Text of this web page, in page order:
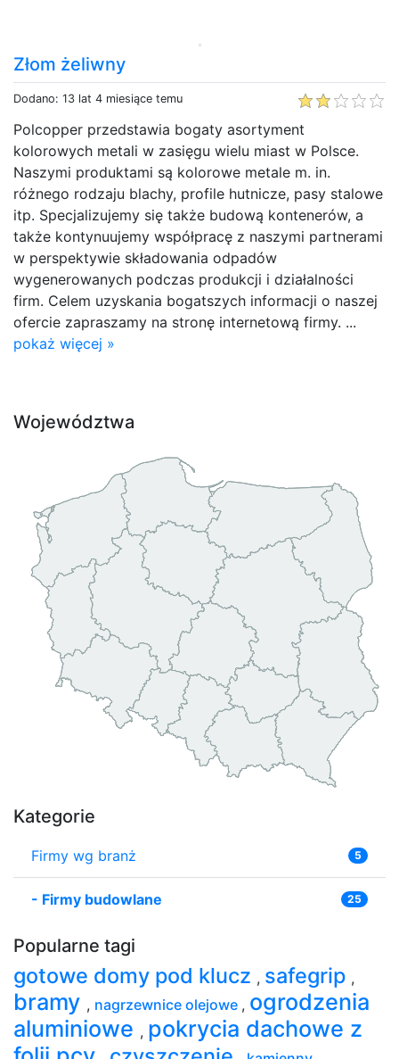
Złom żeliwny
Dodano: 13 lat 4 miesiące temu
Polcopper przedstawia bogaty asortyment
kolorowych metali w zasięgu wielu miast w Polsce.
Naszymi produktami są kolorowe metale m. in.
różnego rodzaju blachy, profile hutnicze, pasy stalowe
itp. Specjalizujemy się także budową kontenerów, a
także kontynuujemy współpracę z naszymi partnerami
w perspektywie składowania odpadów
wygenerowanych podczas produkcji i działalności
firm. Celem uzyskania bogatszych informacji o naszej
ofercie zapraszamy na stronę internetową firmy. ...
pokaż więcej »
Województwa
Kategorie
Firmy wg branż 5
- Firmy budowlane 25
Popularne tagi
gotowe domy pod klucz , safegrip ,
bramy , nagrzewnice olejowe , ogrodzenia
aluminiowe , pokrycia dachowe z